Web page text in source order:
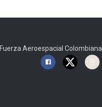
Fuerza Aeroespacial Colombiana